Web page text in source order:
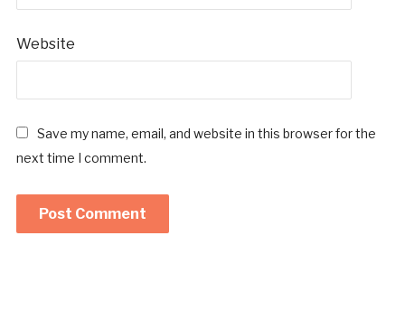
Website
Save my name, email, and website in this browser for the
next time I comment.